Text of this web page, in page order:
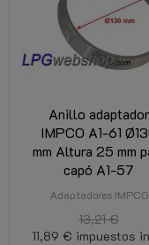
Anillo adaptador
IMPCO A1-61
mm Altura 25 mm
capó A1-57
Adaptadores IMPCO
13,21 €
11,89 € impuestos